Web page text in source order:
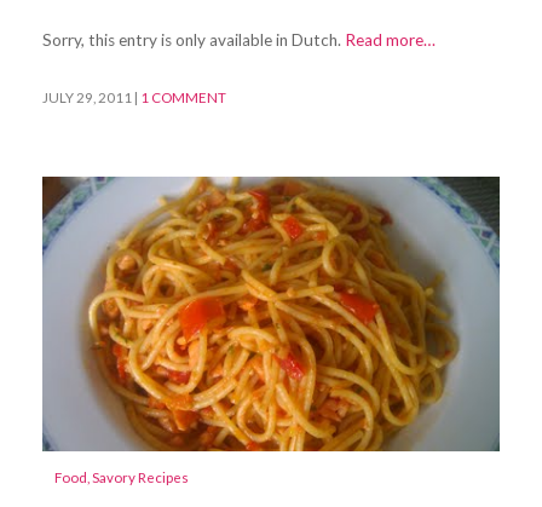
Sorry, this entry is only available in Dutch. Read more…
JULY 29, 2011 | 1 COMMENT
Food Savory Recipes